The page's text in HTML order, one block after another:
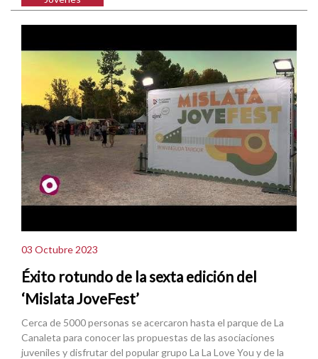
03 Octubre 2023
Éxito rotundo de la sexta edición del
‘Mislata JoveFest’
Cerca de 5000 personas se acercaron hasta el parque de La
Canaleta para conocer las propuestas de las asociaciones
juveniles y disfrutar del popular grupo La La Love You y de la